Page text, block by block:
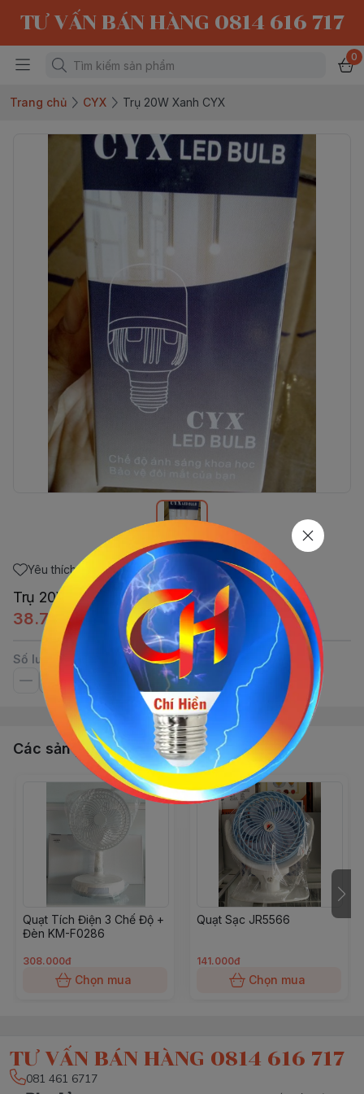
TƯ VẤN BÁN HÀNG 0814 616 717
0
Trang chủ CYX Trụ 20W Xanh CYX
Yêu thích
Trụ 20W Xanh CYX
38.740đ
Số lượng
Các sản phẩm, dịch vụ khác
Quạt Tích Điện 3 Chế Độ +
Đèn KM-F0286
308.000đ
Chọn mua
Quạt Sạc JR5566
141.000đ
Chọn mua
TƯ VẤN BÁN HÀNG 0814 616 717
081 461 6717